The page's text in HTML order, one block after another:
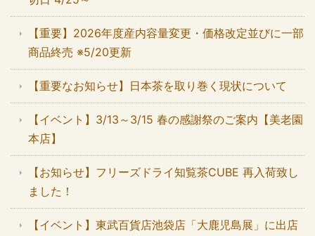
【重要】2026年度産内容量変更・価格改定並びに一部
商品終売 ※5/20更新
【重要なお知らせ】日本茶を取り巻く現状について
【イベント】3/13～3/15 春の感謝祭のご案内【美老園
本店】
【お知らせ】フリーズドライ知覧茶CUBE 再入荷致し
ました！
【イベント】東武百貨店池袋店「大鹿児島展」に出店